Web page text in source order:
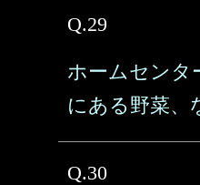
Q.29
ホームセンタ
にある野菜、
Q.30